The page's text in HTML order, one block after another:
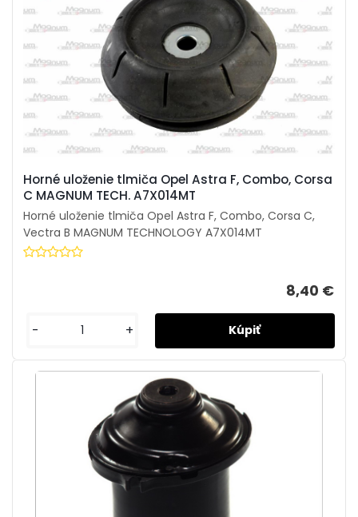
Horné uloženie tlmiča Opel Astra F, Combo, Corsa
C MAGNUM TECH. A7X014MT
Horné uloženie tlmiča Opel Astra F, Combo, Corsa C,
Vectra B MAGNUM TECHNOLOGY A7X014MT
8,40 €
- +